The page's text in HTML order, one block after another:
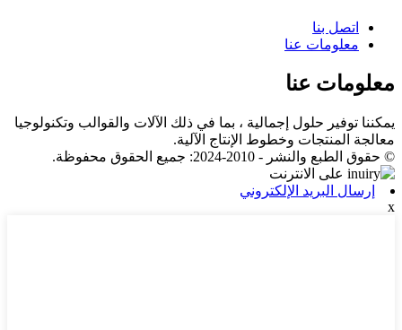
اتصل بنا
معلومات عنا
معلومات عنا
يمكننا توفير حلول إجمالية ، بما في ذلك الآلات والقوالب وتكنولوجيا
معالجة المنتجات وخطوط الإنتاج الآلية.
© حقوق الطبع والنشر - 2010-2024: جميع الحقوق محفوظة.
إرسال البريد الإلكتروني
x